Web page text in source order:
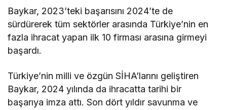
Baykar, 2023’teki başarısını 2024’te de
sürdürerek tüm sektörler arasında Türkiye’nin en
fazla ihracat yapan ilk 10 firması arasına girmeyi
başardı.
Türkiye’nin milli ve özgün SİHA’larını geliştiren
Baykar, 2024 yılında da ihracatta tarihi bir
başarıya imza attı. Son dört yıldır savunma ve